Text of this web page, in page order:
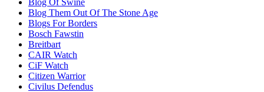
Blog Of Swine
Blog Them Out Of The Stone Age
Blogs For Borders
Bosch Fawstin
Breitbart
CAIR Watch
CiF Watch
Citizen Warrior
Civilus Defendus